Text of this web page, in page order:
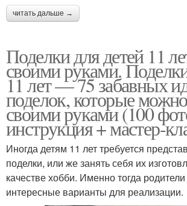
читать дальше →
Поделки для детей 11
своими руками.
11 лет — 75 забавных
поделок, которые
своими руками (100
инструкция + мастер-
Иногда детям 11 лет требуется
поделки, или же занять себя их
качестве хобби. Именно тогда
интересные варианты для реализации.